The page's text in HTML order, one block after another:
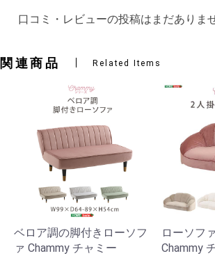
口コミ・レビューの投稿はまだありませ
関連商品 Related Items
ベロア調の脚付きローソフ
ァ Chammy チャミー
ローソフ
Chammy